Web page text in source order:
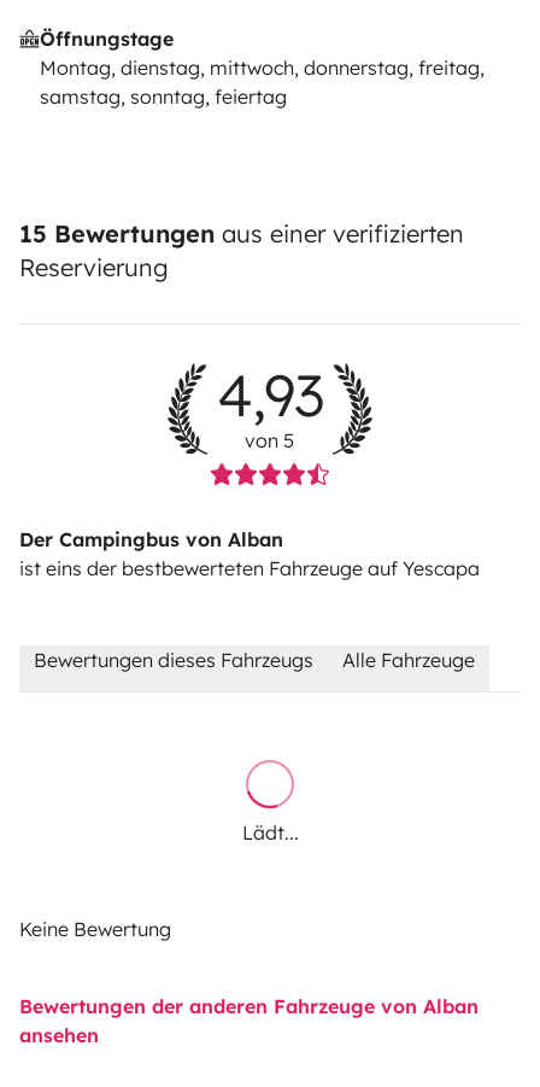
Öffnungstage
Montag, dienstag, mittwoch, donnerstag, freitag,
samstag, sonntag, feiertag
15 Bewertungen aus einer verifizierten
Reservierung
4,93
von 5
Der Campingbus von Alban
ist eins der bestbewerteten Fahrzeuge auf Yescapa
Bewertungen dieses Fahrzeugs Alle Fahrzeuge
Lädt...
Keine Bewertung
Bewertungen der anderen Fahrzeuge von Alban
ansehen